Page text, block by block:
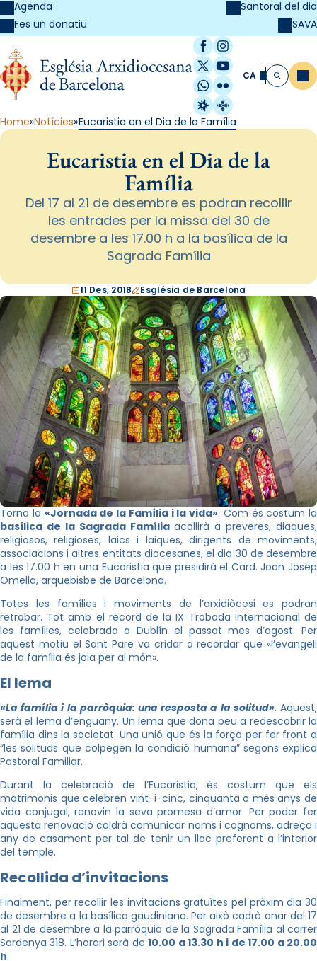
Agenda
Fes un donatiu
Santoral del dia
SAVA
Facebook
Instagram
X / Twitter
YouTube
WhatsApp
Flickr
Radio Estel
Catalunya
CA Cerca
Home Notícies Eucaristia en el Dia de la Família
Eucaristia en el Dia de la
Família
Del 17 al 21 de desembre es podran recollir
les entrades per la missa del 30 de
desembre a les 17.00 h a la basílica de la
Sagrada Família
11 Des, 2018 Església de Barcelona
Torna la «Jornada de la Família i la vida». Com és costum la
basílica de la Sagrada Famíliaacollirà a preveres, diaques,
religiosos, religioses, laics i laiques, dirigents de moviments,
associacions i altres entitats diocesanes, el dia 30 de desembre
a les 17.00 h en una Eucaristia que presidirà el Card. Joan Josep
Omella, arquebisbe de Barcelona.
Totes les famílies i moviments de l’arxidiòcesi es podran
retrobar. Tot amb el record de la IX Trobada Internacional de
les famílies, celebrada a Dublín el passat mes d’agost. Per
aquest motiu el Sant Pare va cridar a recordar que «l’evangeli
de la família és joia per al món».
El lema
«La família i la parròquia: una resposta a la solitud». Aquest,
serà el lema d’enguany. Un lema quedona peu a redescobrir la
família dins la societat. Una unió que és la força per fer front a
“les solituds que colpegen la condició humana” segons explica
Pastoral Familiar.
Durant la celebració de l’Eucaristia, és costum que els
matrimonis que celebren vint-i-cinc, cinquanta o més anys de
vida conjugal, renovin la seva promesa d’amor. Per poder fer
aquesta renovació caldrà comunicar noms i cognoms, adreça i
any de casament per tal de tenir un lloc preferent a l’interior
del temple.
Recollida d’invitacions
Finalment, per recollir les invitacions gratuïtes pel pròxim dia 30
de desembre a la basílica gaudiniana. Per això cadrà anar del 17
al 21 de desembre a la parròquia de la Sagrada Família al carrer
Sardenya 318. L’horari serà de10.00 a 13.30 h i de17.00 a 20.00
h.